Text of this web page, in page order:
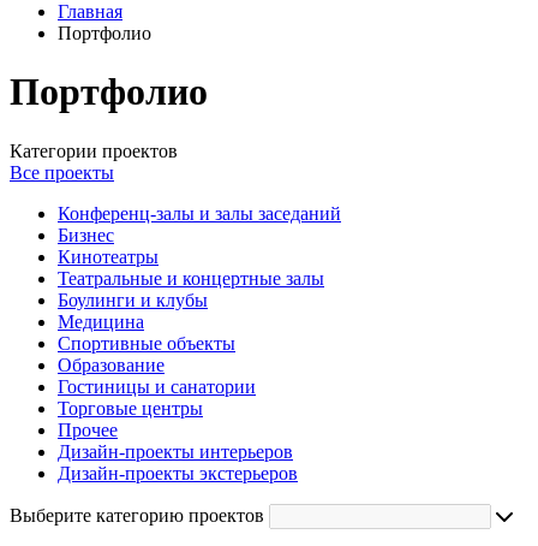
Главная
Портфолио
Портфолио
Категории проектов
Все проекты
Конференц-залы и залы заседаний
Бизнес
Кинотеатры
Театральные и концертные залы
Боулинги и клубы
Медицина
Спортивные объекты
Образование
Гостиницы и санатории
Торговые центры
Прочее
Дизайн-проекты интерьеров
Дизайн-проекты экстерьеров
Выберите категорию проектов